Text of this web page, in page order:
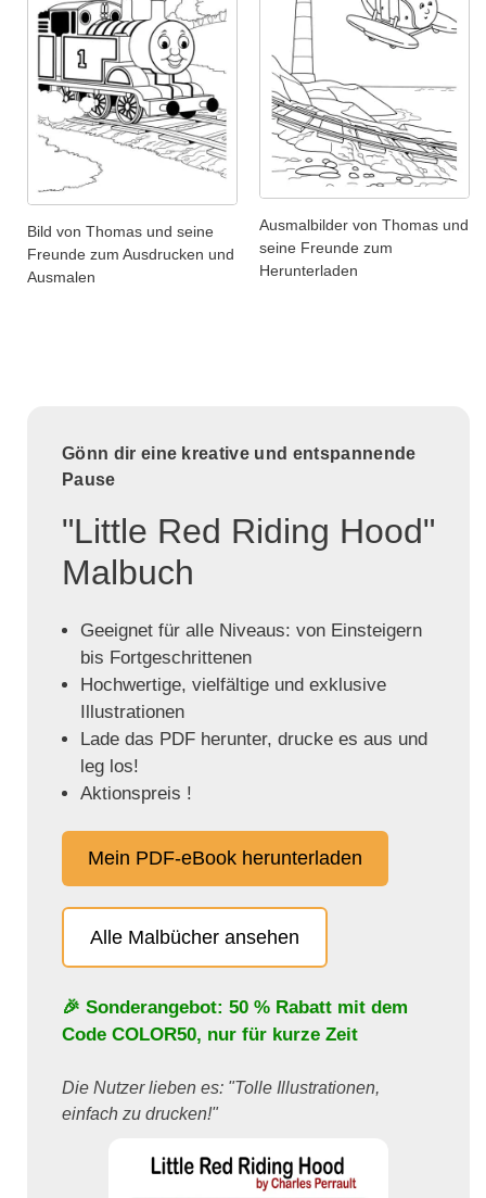
Bild von Thomas und seine
Freunde zum Ausdrucken und
Ausmalen
Ausmalbilder von Thomas und
seine Freunde zum
Herunterladen
Gönn dir eine kreative und entspannende
Pause
"Little Red Riding Hood"
Malbuch
Geeignet für alle Niveaus: von Einsteigern
bis Fortgeschrittenen
Hochwertige, vielfältige und exklusive
Illustrationen
Lade das PDF herunter, drucke es aus und
leg los!
Aktionspreis !
Mein PDF-eBook herunterladen
Alle Malbücher ansehen
🎉 Sonderangebot: 50 % Rabatt mit dem
Code COLOR50, nur für kurze Zeit
Die Nutzer lieben es: "Tolle Illustrationen,
einfach zu drucken!"